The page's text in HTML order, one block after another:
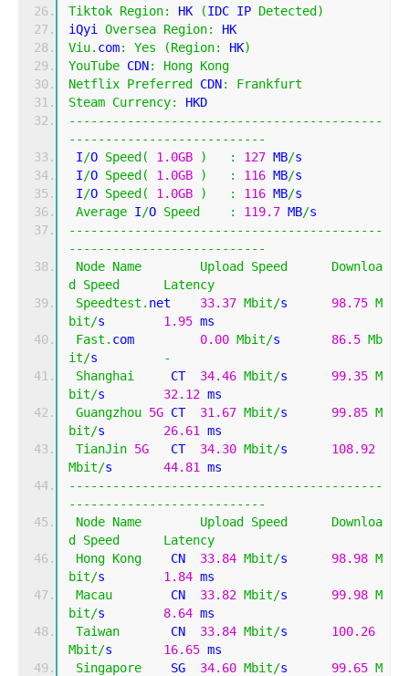
Tiktok Region: HK (IDC IP Detected )
iQyi Oversea Region:
HK
Viu. com: Yes (Region: HK)
YouTube CDN: Hong Kong
Netflix Preferred CDN:
Frankfurt
Steam Currency:
HKD
-------------------------------------------
---------------------------
I/O Speed ( 1.0GB ) : 127 MB/s
I/O Speed ( 1.0GB ) : 116 MB/s
I/O Speed ( 1.0GB ) : 116 MB/s
Average I/O Speed : 119.7 MB/s
-------------------------------------------
---------------------------
Node Name Upload Speed
Downloa
d
Speed
Latency
Speedtest . net 33.37 Mbit/s 98.75 M
bit/s 1.95 ms
Fast . com 0.00 Mbit/s 86.5 Mb
it/s
-
Shanghai
     CT
34.46 Mbit/s 99.35 M
bit/s 32.12 ms
Guangzhou 5G CT 31.67 Mbit/s 99.85 M
bit/s 26.61
ms
TianJin 5G
   CT
34.30 Mbit/s 108.92
Mbit/s 44.81
ms
-------------------------------------------
---------------------------
Node Name Upload Speed
Downloa
d
Speed
Latency
Hong Kong
    CN
33.84 Mbit/s 98.98 M
bit/s 1.84 ms
Macau
        CN
33.82 Mbit/s 99.98 M
bit/s 8.64 ms
Taiwan
       CN
33.84 Mbit/s 100.26
Mbit/s 16.65 ms
Singapore
    SG
34.60 Mbit/s 99.65 M